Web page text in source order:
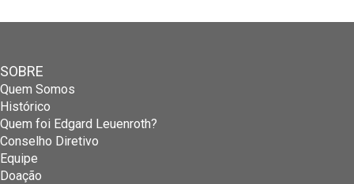
SOBRE
Quem Somos
Histórico
Quem foi Edgard Leuenroth?
Conselho Diretivo
Equipe
Doação